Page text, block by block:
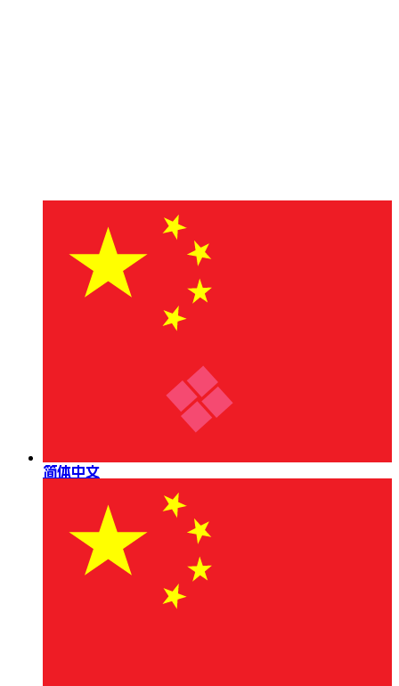
简体中文